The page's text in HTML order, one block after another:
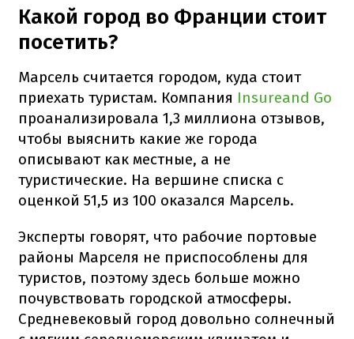
Какой город во Франции стоит
посетить?
Марсель считается городом, куда стоит
приехать туристам. Компания Insureand Go
проанализировала 1,3 миллиона отзывов,
чтобы выяснить какие же города
описывают как местные, а не
туристические. На вершине списка с
оценкой 51,5 из 100 оказался Марсель.
Эксперты говорят, что рабочие портовые
районы Марселя не приспособлены для
туристов, поэтому здесь больше можно
почувствовать городской атмосферы.
Средневековый город довольно солнечный